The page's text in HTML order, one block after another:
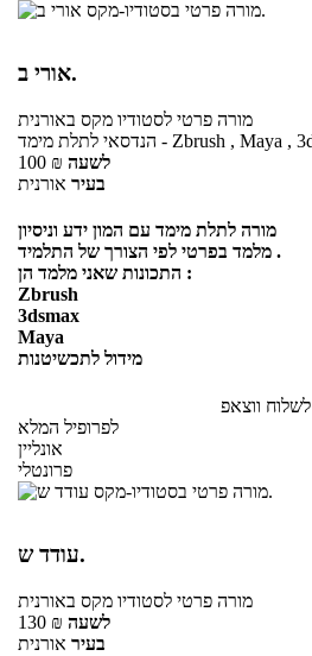
אורי ב.
מורה פרטי לסטודיו מקס באורנית
100 ₪ לשעה
בעיר אורנית
מורה לתלת מימד עם המון ידע וניסיון
מלמד בפרטי לפי הצורך של התלמיד .
התכונות שאני מלמד הן :
Zbrush
3dsmax
Maya
מידול לתכשיטנות
לשלוח ווצאפ
לפרופיל המלא
אונליין
פרונטלי
עודד ש.
מורה פרטי לסטודיו מקס באורנית
130 ₪ לשעה
בעיר אורנית